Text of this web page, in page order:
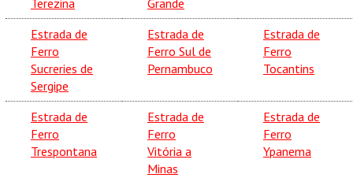
Terezina
Grande
Estrada de
Ferro
Sucreries de
Sergipe
Estrada de
Ferro Sul de
Pernambuco
Estrada de
Ferro
Tocantins
Estrada de
Ferro
Trespontana
Estrada de
Ferro
Vitória a
Minas
Estrada de
Ferro
Ypanema